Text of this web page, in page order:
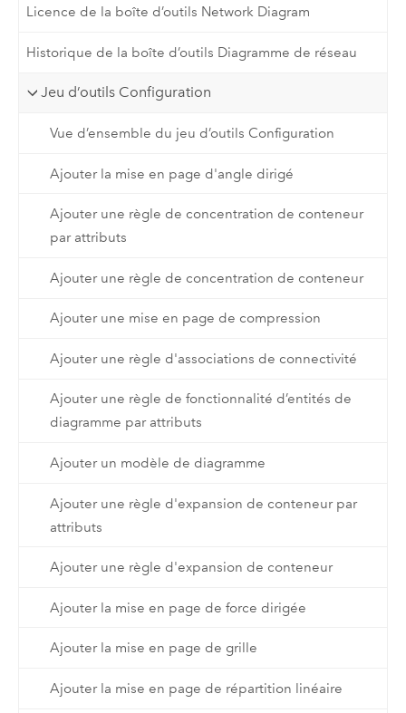
Licence de la boîte d’outils Network Diagram
Historique de la boîte d’outils Diagramme de réseau
Jeu d’outils Configuration
Vue d’ensemble du jeu d’outils Configuration
Ajouter la mise en page d'angle dirigé
Ajouter une règle de concentration de conteneur
par attributs
Ajouter une règle de concentration de conteneur
Ajouter une mise en page de compression
Ajouter une règle d'associations de connectivité
Ajouter une règle de fonctionnalité d’entités de
diagramme par attributs
Ajouter un modèle de diagramme
Ajouter une règle d'expansion de conteneur par
attributs
Ajouter une règle d'expansion de conteneur
Ajouter la mise en page de force dirigée
Ajouter la mise en page de grille
Ajouter la mise en page de répartition linéaire